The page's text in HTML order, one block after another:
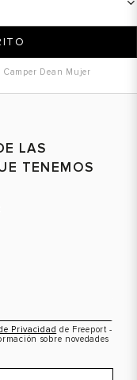
Camper Dean Mujer
LAS
TENEMOS
Privacidad de Freeport -
sobre novedades